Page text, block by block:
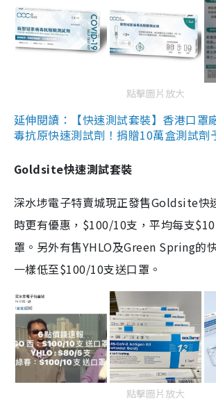
點擊圖片放大
延伸閱讀：【快速測試套裝】香港口罩
毒抗原快速測試劑！捐贈10萬盒測試劑
Goldsite快速測試套裝
深水埗電子特賣城現正發售Goldsite快
時更有優惠，$100/10支，平均每支
罩。另外有售YHLO及Green Spring的
一樣低至$100/10支送口罩。
點擊圖片放大